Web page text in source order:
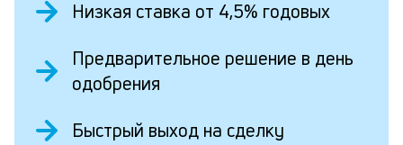
Низкая ставка от 4,5% годовых
Предварительное решение в день
одобрения
Быстрый выход на сделку